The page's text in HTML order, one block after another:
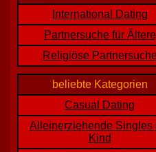
International Dating
Partnersuche für Ältere
Religiöse
beliebte Kategorien
Casual Dating
Alleinerziehende Singles
Kind